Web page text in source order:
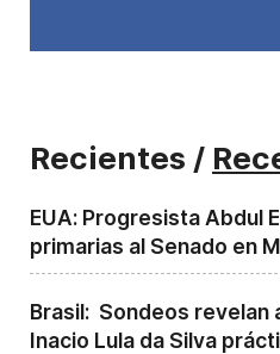
Recientes /
EUA: Progresista Abdul
primarias al Senado ‌en
Brasil: Sondeos revelan
Inacio Lula da Silva